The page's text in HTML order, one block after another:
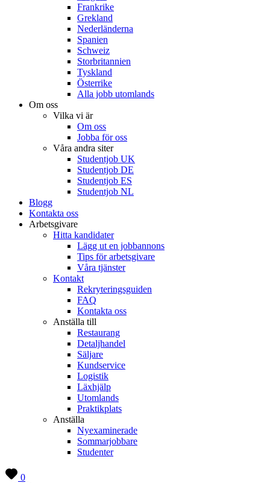
Frankrike
Grekland
Nederländerna
Spanien
Schweiz
Storbritannien
Tyskland
Österrike
Alla jobb utomlands
Om oss
Vilka vi är
Om oss
Jobba för oss
Våra andra siter
Studentjob UK
Studentjob DE
Studentjob ES
Studentjob NL
Blogg
Kontakta oss
Arbetsgivare
Hitta kandidater
Lägg ut en jobbannons
Tips för arbetsgivare
Våra tjänster
Kontakt
Rekryteringsguiden
FAQ
Kontakta oss
Anställa till
Restaurang
Detaljhandel
Säljare
Kundservice
Logistik
Läxhjälp
Utomlands
Praktikplats
Anställa
Nyexaminerade
Sommarjobbare
Studenter
0